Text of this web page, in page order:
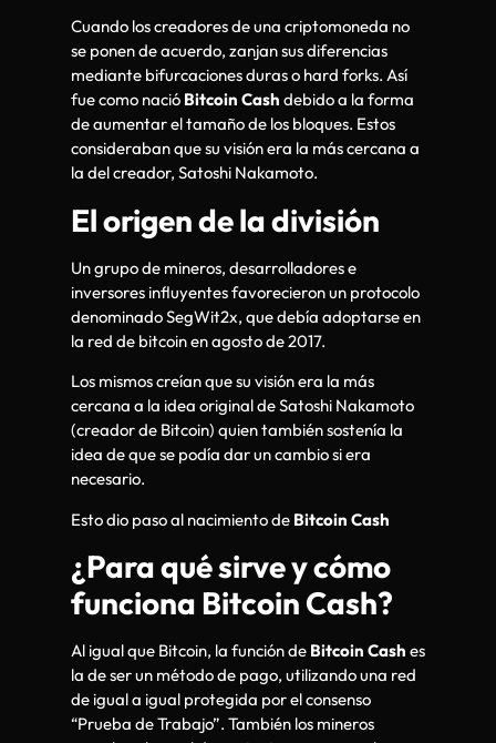
Cuando los creadores de una criptomoneda no
se ponen de acuerdo, zanjan sus diferencias
mediante bifurcaciones duras o hard forks. Así
fue como nació Bitcoin Cash debido a la forma
de aumentar el tamaño de los bloques. Estos
consideraban que su visión era la más cercana a
la del creador, Satoshi Nakamoto.
El origen de la división
Un grupo de mineros, desarrolladores e
inversores influyentes favorecieron un protocolo
denominado SegWit2x, que debía adoptarse en
la red de bitcoin en agosto de 2017.
Los mismos creían que su visión era la más
cercana a la idea original de Satoshi Nakamoto
(creador de Bitcoin) quien también sostenía la
idea de que se podía dar un cambio si era
necesario.
Esto dio paso al nacimiento de Bitcoin Cash
¿Para qué sirve y cómo
funciona Bitcoin Cash?
Al igual que Bitcoin, la función de Bitcoin Cash es
la de ser un método de pago, utilizando una red
de igual a igual protegida por el consenso
“Prueba de Trabajo”. También los mineros